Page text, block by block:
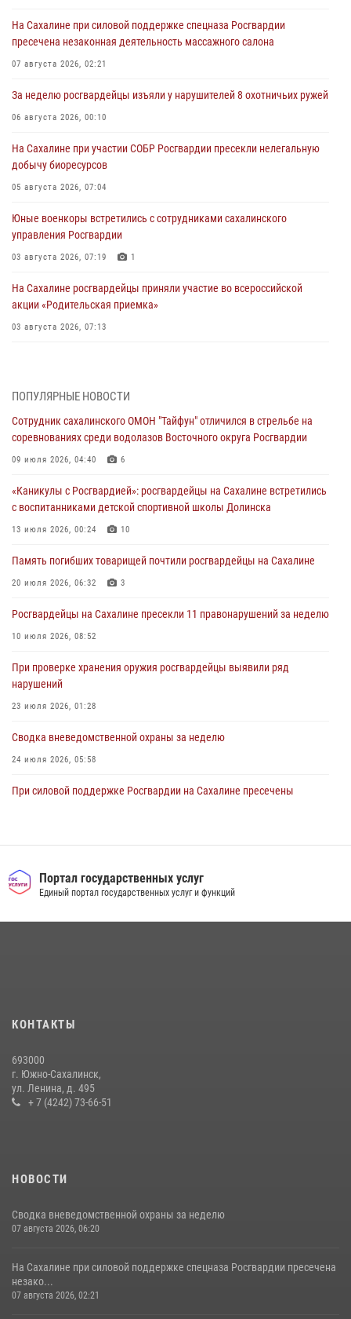
На Сахалине при силовой поддержке спецназа Росгвардии
пресечена незаконная деятельность массажного салона
07 августа 2026, 02:21
За неделю росгвардейцы изъяли у нарушителей 8 охотничьих ружей
06 августа 2026, 00:10
На Сахалине при участии СОБР Росгвардии пресекли нелегальную
добычу биоресурсов
05 августа 2026, 07:04
Юные военкоры встретились с сотрудниками сахалинского
управления Росгвардии
03 августа 2026, 07:19 1
На Сахалине росгвардейцы приняли участие во всероссийской
акции «Родительская приемка»
03 августа 2026, 07:13
31 июля 2026, 06:56
Сахалинские росгвардейцы стали лучшими на чемпионате
31 июля 2026, 03:59 1
В Управлении Росгвардии по Сахалинской области прошли учебно-
пунктов
30 июля 2026, 07:18
ПОПУЛЯРНЫЕ НОВОСТИ
Сотрудник сахалинского ОМОН "Тайфун" отличился в стрельбе на
соревнованиях среди водолазов Восточного округа Росгвардии
09 июля 2026, 04:40 6
«Каникулы с Росгвардией»: росгвардейцы на Сахалине встретились
с воспитанниками детской спортивной школы Долинска
13 июля 2026, 00:24 10
Память погибших товарищей почтили росгвардейцы на Сахалине
20 июля 2026, 06:32 3
Росгвардейцы на Сахалине пресекли 11 правонарушений за неделю
10 июля 2026, 08:52
При проверке хранения оружия росгвардейцы выявили ряд
нарушений
23 июля 2026, 01:28
Сводка вневедомственной охраны за неделю
24 июля 2026, 05:58
При силовой поддержке Росгвардии на Сахалине пресечены
оружия и 63 патрона
08 июля 2026, 06:41
Портал государственных услуг
Единый портал государственных услуг и функций
КОНТАКТЫ
693000
г. Южно-Сахалинск,
ул. Ленина, д. 495
+ 7 (4242) 73-66-51
НОВОСТИ
Сводка вневедомственной охраны за неделю
07 августа 2026, 06:20
На Сахалине при силовой поддержке спецназа Росгвардии пресечена
незако...
07 августа 2026, 02:21